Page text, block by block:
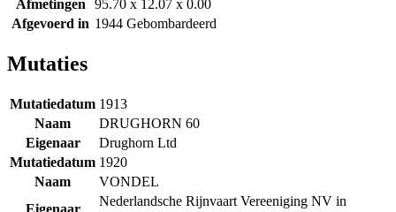
Afmetingen
95.70 x 12.07 x 0.00
Afgevoerd in 1944 Gebombardeerd
Mutaties
Mutatiedatum 1913
Naam
DRUGHORN 60
Eigenaar
Drughorn Ltd
Mutatiedatum 1920
Naam
VONDEL
Eigenaar
Nederlandsche Rijnvaart Vereeniging NV in